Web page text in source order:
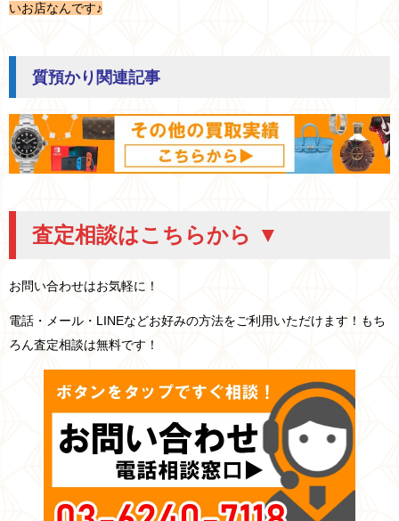
いお店なんです♪
質預かり関連記事
査定相談はこちらから ▼
お問い合わせはお気軽に！
電話・メール・LINEなどお好みの方法をご利用いただけます！もち
ろん査定相談は無料です！